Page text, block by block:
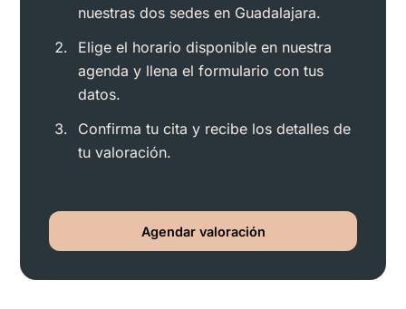
nuestras dos sedes en Guadalajara.
Elige el horario disponible en nuestra
agenda y llena el formulario con tus
datos.
Confirma tu cita y recibe los detalles de
tu valoración.
Agendar valoración